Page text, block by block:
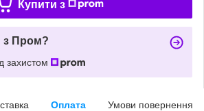
Купити з
з Пром?
захистом
Оплата Умови повернення